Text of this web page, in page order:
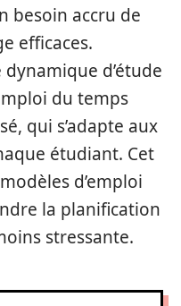
besoin accru de
efficaces.
d’étude
du temps
qui s’adapte aux
étudiant. Cet
d’emploi
la planification
stressante.